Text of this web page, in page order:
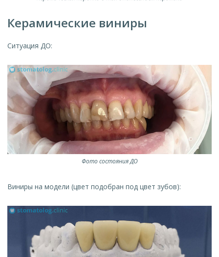
Керамические виниры
Ситуация ДО:
Фото состояния ДО
Виниры на модели (цвет подобран под цвет зубов):